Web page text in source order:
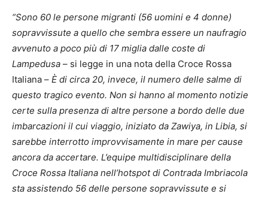
“Sono 60 le persone migranti (56 uomini e 4 donne)
sopravvissute a quello che sembra essere un naufragio
avvenuto a poco più di 17 miglia dalle coste di
Lampedusa – si legge in una nota della Croce Rossa
Italiana – È di circa 20, invece, il numero delle salme di
questo tragico evento. Non si hanno al momento notizie
certe sulla presenza di altre persone a bordo delle due
imbarcazioni il cui viaggio, iniziato da Zawiya, in Libia, si
sarebbe interrotto improvvisamente in mare per cause
ancora da accertare. L’equipe multidisciplinare della
Croce Rossa Italiana nell’hotspot di Contrada Imbriacola
sta assistendo 56 delle persone sopravvissute e si